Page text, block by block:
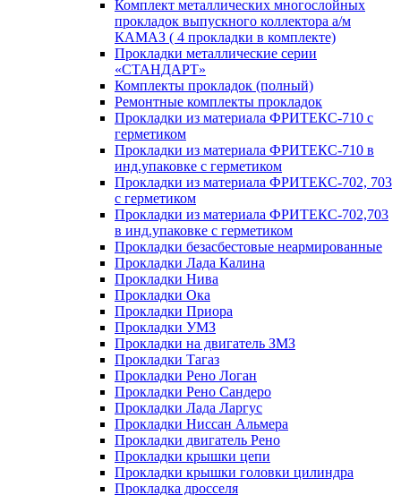
Комплект металлических многослойных
прокладок выпускного коллектора а/м
КАМАЗ ( 4 прокладки в комплекте)
Прокладки металлические серии
«СТАНДАРТ»
Комплекты прокладок (полный)
Ремонтные комплекты прокладок
Прокладки из материала ФРИТЕКС-710 с
герметиком
Прокладки из материала ФРИТЕКС-710 в
инд.упаковке с герметиком
Прокладки из материала ФРИТЕКС-702, 703
с герметиком
Прокладки из материала ФРИТЕКС-702,703
в инд.упаковке с герметиком
Прокладки безасбестовые неармированные
Прокладки Лада Калина
Прокладки Нива
Прокладки Ока
Прокладки Приора
Прокладки УМЗ
Прокладки на двигатель ЗМЗ
Прокладки Тагаз
Прокладки Рено Логан
Прокладки Рено Сандеро
Прокладки Лада Ларгус
Прокладки Ниссан Альмера
Прокладки двигатель Рено
Прокладки крышки цепи
Прокладки крышки головки цилиндра
Прокладка дросселя